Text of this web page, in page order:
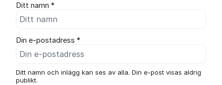
Ditt namn *
Din e-postadress *
Ditt namn och inlägg kan ses av alla. Din e-post visas aldrig
publikt.